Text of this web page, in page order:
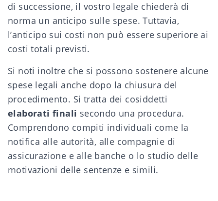
di successione, il vostro legale chiederà di
norma un anticipo sulle spese. Tuttavia,
l’anticipo sui costi non può essere superiore ai
costi totali previsti.
Si noti inoltre che si possono sostenere alcune
spese legali anche dopo la chiusura del
procedimento. Si tratta dei cosiddetti
elaborati finali secondo una procedura.
Comprendono compiti individuali come la
notifica alle autorità, alle compagnie di
assicurazione e alle banche o lo studio delle
motivazioni delle sentenze e simili.